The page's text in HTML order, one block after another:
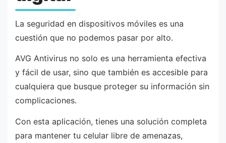
La seguridad en dispositivos móviles es una
cuestión que no podemos pasar por alto.
AVG Antivirus no solo es una herramienta efectiva
y fácil de usar, sino que también es accesible para
cualquiera que busque proteger su información sin
complicaciones.
Con esta aplicación, tienes una solución completa
para mantener tu celular libre de amenazas,